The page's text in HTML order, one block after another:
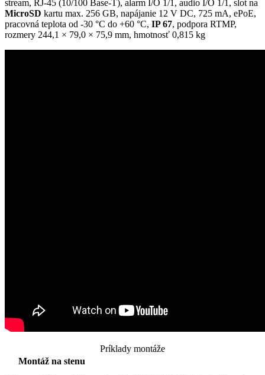
stream, RJ-45 (10/100 Base-T), alarm I/O 1/1, audio I/O 1/1, slot na
MicroSD kartu max. 256 GB, napájanie 12 V DC, 725 mA, ePoE,
pracovná teplota od -30 °C do +60 °C, IP 67, podpora RTMP,
rozmery 244,1 × 79,0 × 75,9 mm, hmotnosť 0,815 kg
Príklady montáže
Montáž na stenu